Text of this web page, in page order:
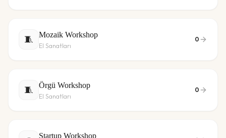
🧵 Mozaik Workshop
El Sanatları
0
🧵 Örgü Workshop
El Sanatları
0
Startup Workshop